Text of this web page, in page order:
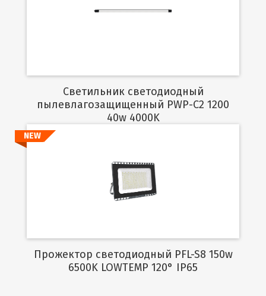
Светильник светодиодный
пылевлагозащищенный PWP-C2 1200
40w 4000K
Подробнее
NEW
Прожектор светодиодный PFL-S8 150w
6500K LOWTEMP 120° IP65